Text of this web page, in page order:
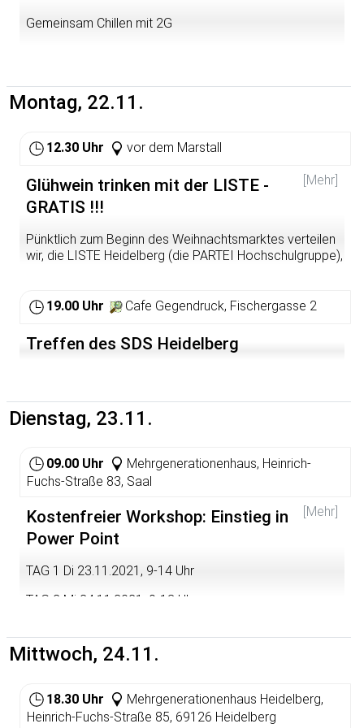
Teilnahmegebühr gibt es nicht.
exkursion@collegiumacademicum.deerforderlich.
Gemeinsam Chillen mit 2G
Montag, 22.11.
12.30 Uhr vor dem Marstall
[Mehr]
Glühwein trinken mit der LISTE -
GRATIS !!!
Pünktlich zum Beginn des Weihnachtsmarktes verteilen
wir, die LISTE Heidelberg (die PARTEI Hochschulgruppe),
19.00 Uhr
Cafe Gegendruck, Fischergasse 2
Treffen des SDS Heidelberg
Dienstag, 23.11.
09.00 Uhr
Mehrgenerationenhaus, Heinrich-
Fuchs-Straße 83, Saal
[Mehr]
Kostenfreier Workshop: Einstieg in
Power Point
TAG 1 Di 23.11.2021, 9-14 Uhr
TAG 2 Mi 24.11.2021, 9-13 Uhr
Visitenkarte, (Weihnachts-) Grußkarten, einfache Flyer
heidelberg.de
oder Telefon: 06221 4299020 Auf Grund
der aktuellen Lage sind die Plätze begrenzt.
Mittwoch, 24.11.
18.30 Uhr
Mehrgenerationenhaus Heidelberg,
Heinrich-Fuchs-Straße 85, 69126 Heidelberg